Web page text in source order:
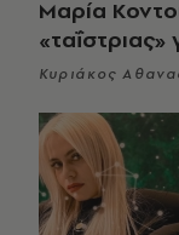
Μαρία
Κυριάκος